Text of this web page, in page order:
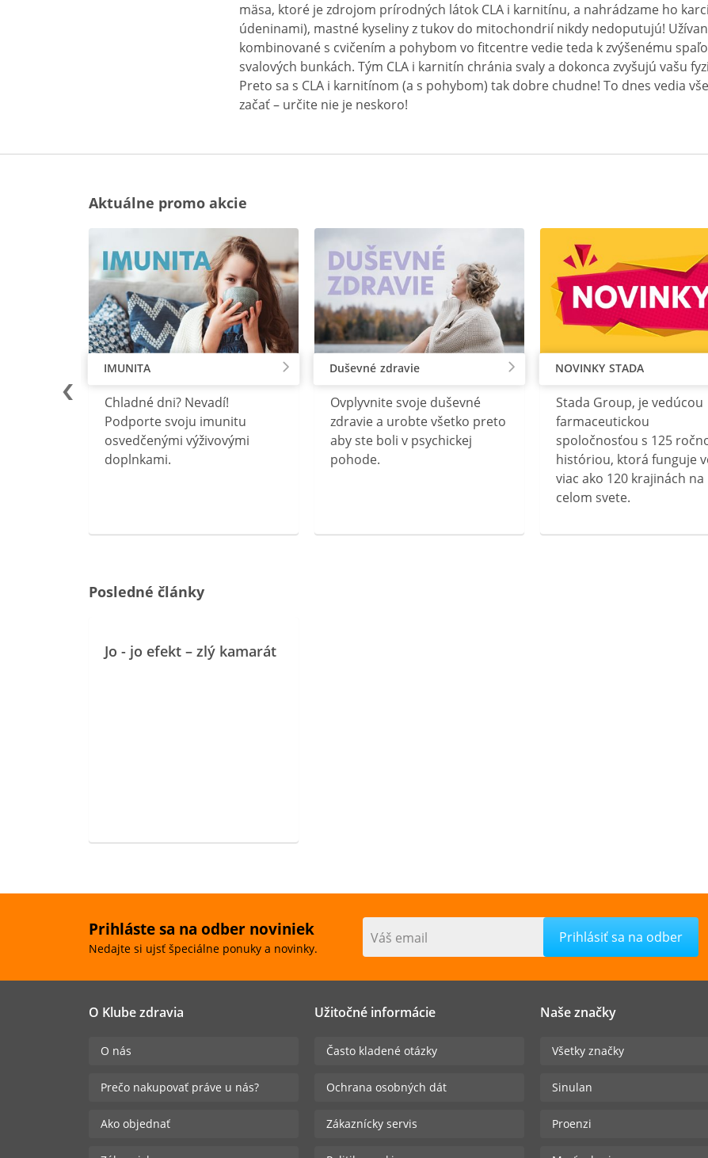
mäsa, ktoré je zdrojom prírodných látok CLA i karnitínu, a nahrádzame ho
údeninami), mastné kyseliny z tukov do mitochondrií nikdy nedoputujú!
kombinované s cvičením a pohybom vo fitcentre vedie teda k zvýšenému
svalových bunkách. Tým CLA i karnitín chránia svaly a dokonca zvyšujú vašu
Preto sa s CLA i karnitínom (a s pohybom) tak dobre chudne! To dnes vedia
začať – určite nie je neskoro!
Aktuálne promo akcie
IMUNITA
Chladné dni? Nevadí!
Podporte svoju imunitu
osvedčenými výživovými
doplnkami.
Duševné zdravie
Ovplyvnite svoje duševné
zdravie a urobte všetko preto
aby ste boli v psychickej
pohode.
NOVINKY STADA
Stada Group, je vedúcou
farmaceutickou
spoločnosťou s 125
históriou, ktorá funguje
viac ako 120 krajinách na
celom svete.
Posledné články
Jo - jo efekt – zlý kamarát
Prihláste sa na odber noviniek
Nedajte si ujsť špeciálne ponuky a novinky.
Váš email
O Klube zdravia
O nás
Prečo nakupovať práve u nás?
Ako objednať
Užitočné informácie
Často kladené otázky
Ochrana osobných dát
Zákaznícky servis
Naše značky
Všetky značky
Sinulan
Proenzi